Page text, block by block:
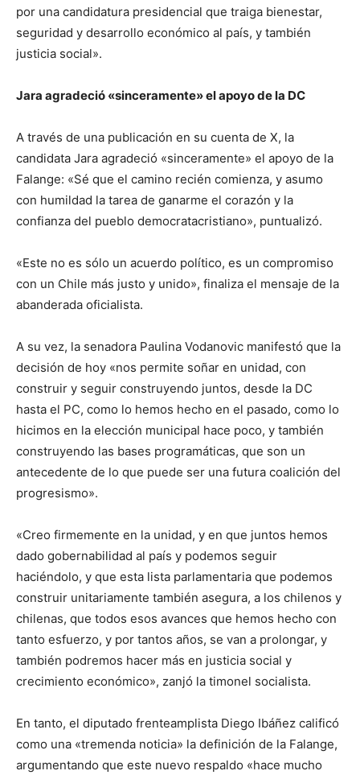
por una candidatura presidencial que traiga bienestar,
seguridad y desarrollo económico al país, y también
justicia social».
Jara agradeció «sinceramente» el apoyo de la DC
A través de una publicación en su cuenta de X, la
candidata Jara agradeció «sinceramente» el apoyo de la
Falange: «Sé que el camino recién comienza, y asumo
con humildad la tarea de ganarme el corazón y la
confianza del pueblo democratacristiano», puntualizó.
«Este no es sólo un acuerdo político, es un compromiso
con un Chile más justo y unido», finaliza el mensaje de la
abanderada oficialista.
A su vez, la senadora Paulina Vodanovic manifestó que la
decisión de hoy «nos permite soñar en unidad, con
construir y seguir construyendo juntos, desde la DC
hasta el PC, como lo hemos hecho en el pasado, como lo
hicimos en la elección municipal hace poco, y también
construyendo las bases programáticas, que son un
antecedente de lo que puede ser una futura coalición del
progresismo».
«Creo firmemente en la unidad, y en que juntos hemos
dado gobernabilidad al país y podemos seguir
haciéndolo, y que esta lista parlamentaria que podemos
construir unitariamente también asegura, a los chilenos y
chilenas, que todos esos avances que hemos hecho con
tanto esfuerzo, y por tantos años, se van a prolongar, y
también podremos hacer más en justicia social y
crecimiento económico», zanjó la timonel socialista.
En tanto, el diputado frenteamplista Diego Ibáñez calificó
como una «tremenda noticia» la definición de la Falange,
argumentando que este nuevo respaldo «hace mucho